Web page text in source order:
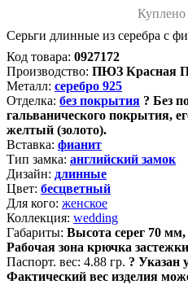
Куплено
Серьги длинные из серебра с
Код товара: 0927172
Производство: ПЮЗ Красная
Металл: серебро 925
Отделка: без покрытия ? Без
гальванического покрытия,
желтый (золото).
Вставка: фианит
Тип замка: английский замок
Дизайн: длинные
Цвет: бесцветный
Для кого: женское
Коллекция: wedding
Габариты: Высота серег 70
Рабочая зона крючка
Паспорт. вес: 4.88 гр. ? Указан
Фактический вес изделия